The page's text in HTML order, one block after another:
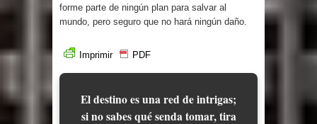
forme parte de ningún plan para salvar al
mundo, pero seguro que no hará ningún daño.
Imprimir PDF
El destino es una red de intrigas;
si no sabes qué senda tomar, tira